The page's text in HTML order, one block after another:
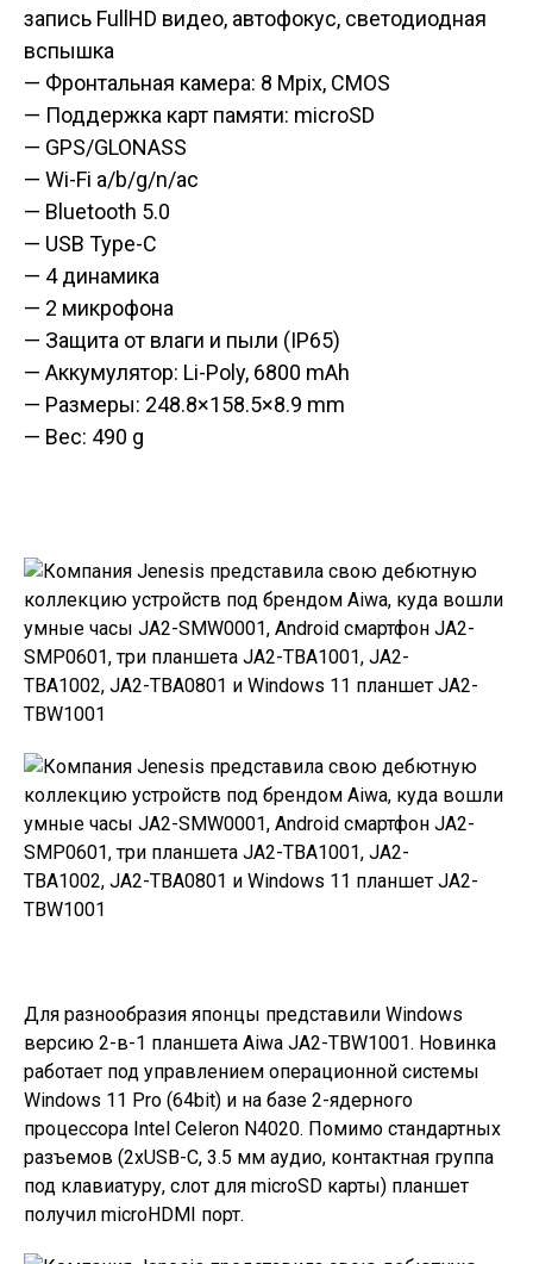
запись FullHD видео, автофокус, светодиодная
вспышка
— Фронтальная камера: 8 Mpix, CMOS
— Поддержка карт памяти: microSD
— GPS/GLONASS
— Wi-Fi a/b/g/n/ac
— Bluetooth 5.0
— USB Type-C
— 4 динамика
— 2 микрофона
— Защита от влаги и пыли (IP65)
— Аккумулятор: Li-Poly, 6800 mAh
— Размеры: 248.8×158.5×8.9 mm
— Вес: 490 g
Для разнообразия японцы представили Windows
версию 2-в-1 планшета Aiwa JA2-TBW1001. Новинка
работает под управлением операционной системы
Windows 11 Pro (64bit) и на базе 2-ядерного
процессора Intel Celeron N4020. Помимо стандартных
разъемов (2xUSB-C, 3.5 мм аудио, контактная группа
под клавиатуру, слот для microSD карты) планшет
получил microHDMI порт.